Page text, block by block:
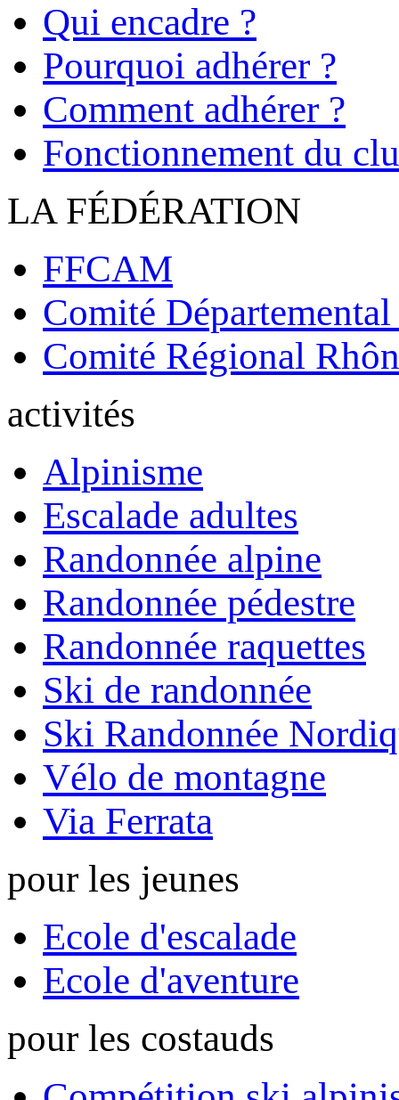
Qui encadre ?
Pourquoi adhérer ?
Comment adhérer ?
Fonctionnement du
LA FÉDÉRATION
FFCAM
Comité
Comité Régional
activités
Alpinisme
Escalade adultes
Randonnée alpine
Randonnée pédestre
Randonnée raquettes
Ski de randonnée
Ski Randonnée
Vélo de montagne
Via Ferrata
pour les jeunes
Ecole d'escalade
Ecole d'aventure
pour les costauds